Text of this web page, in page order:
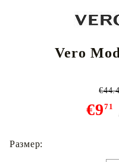
Vero
€971
Размер: